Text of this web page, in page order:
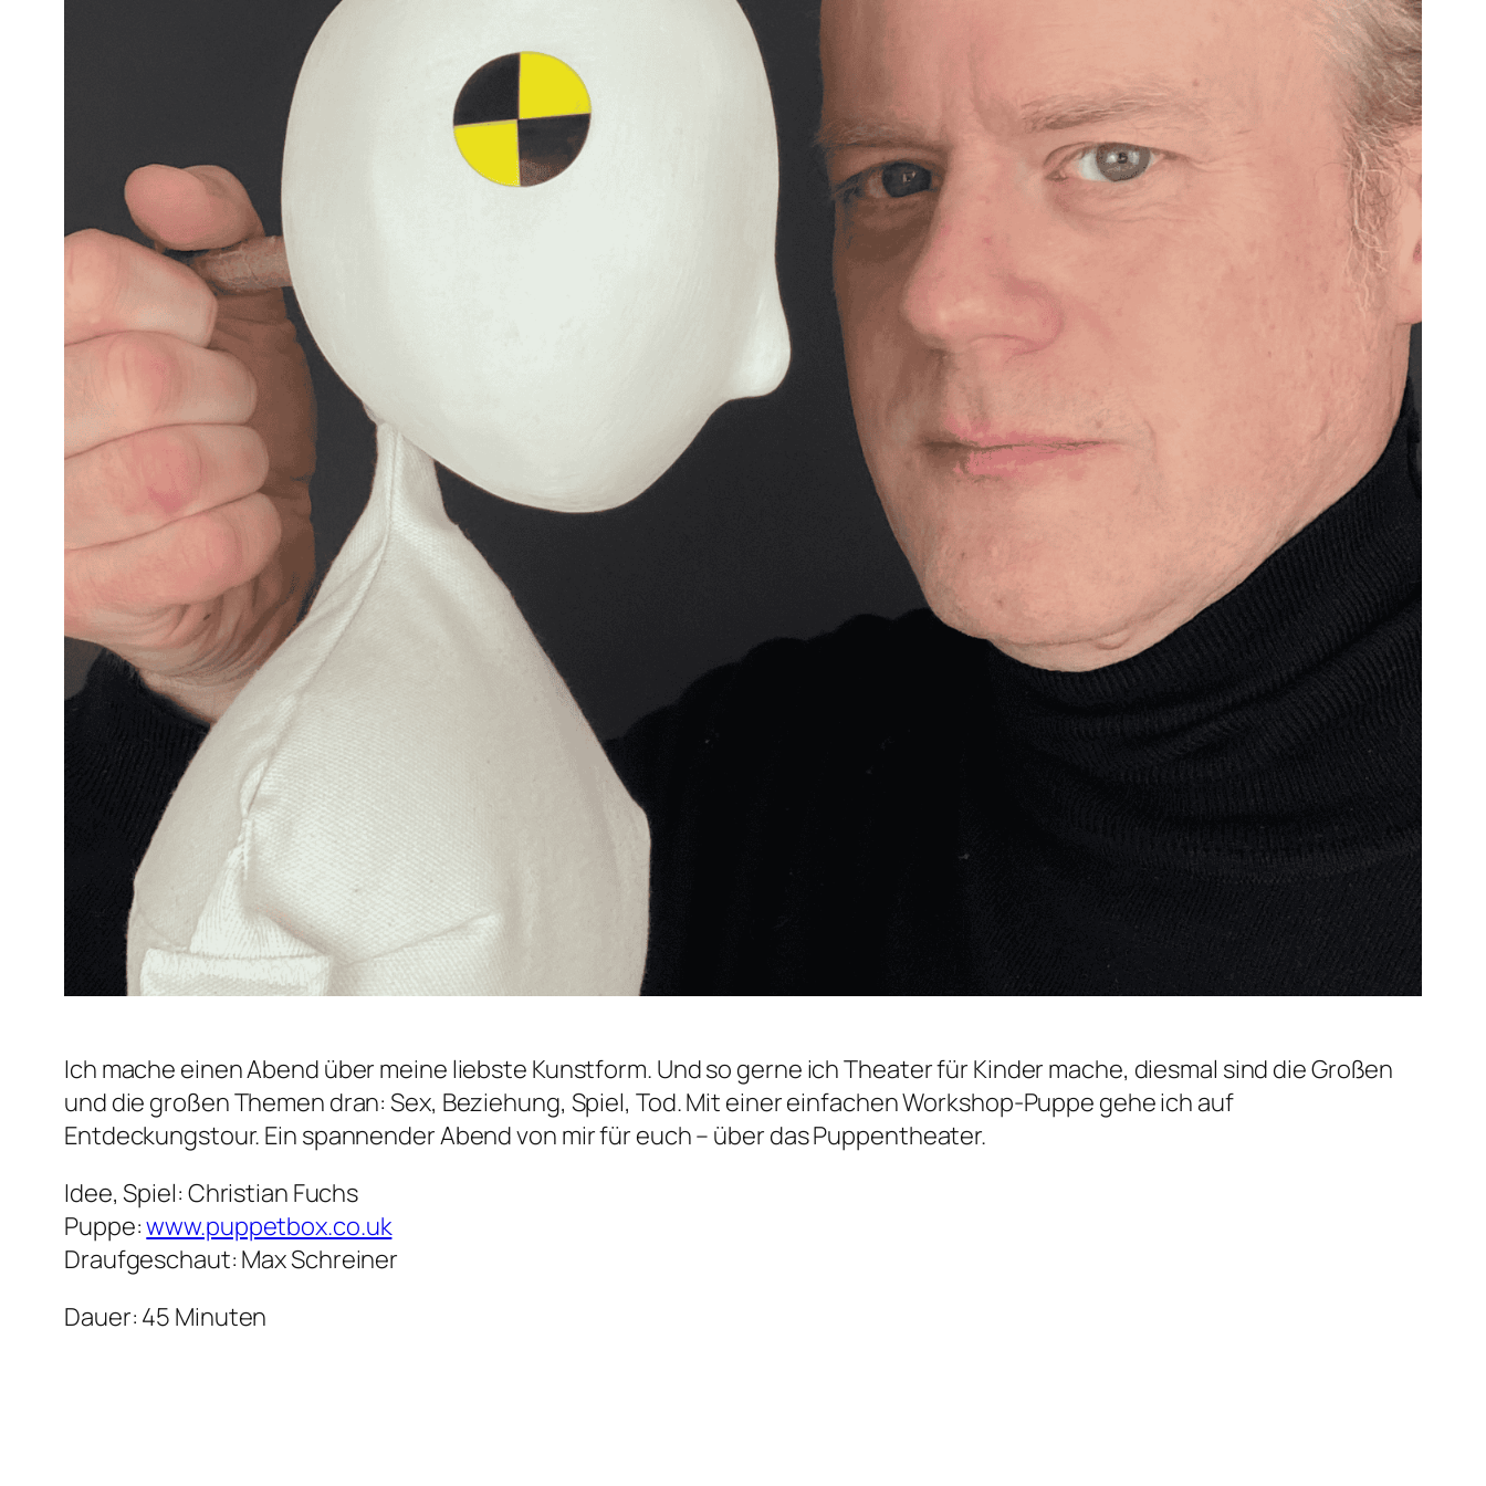
Ich mache einen Abend über meine liebste Kunstform. Und so gerne ich Theater für Kinder mache, diesmal sind die Großen
und die großen Themen dran: Sex, Beziehung, Spiel, Tod. Mit einer einfachen Workshop-Puppe gehe ich auf
Entdeckungstour. Ein spannender Abend von mir für euch – über das Puppentheater.
Idee, Spiel: Christian Fuchs
Puppe:www.puppetbox.co.uk
Draufgeschaut: Max Schreiner
Dauer: 45 Minuten